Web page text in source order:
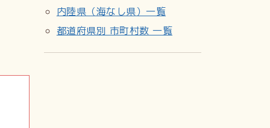
内陸県（海なし県）一覧
都道府県別 市町村数 一覧